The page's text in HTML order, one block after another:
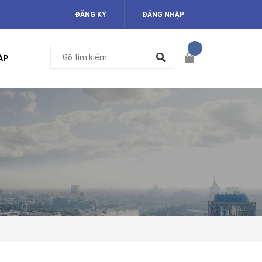
ĐĂNG KÝ ĐĂNG NHẬP